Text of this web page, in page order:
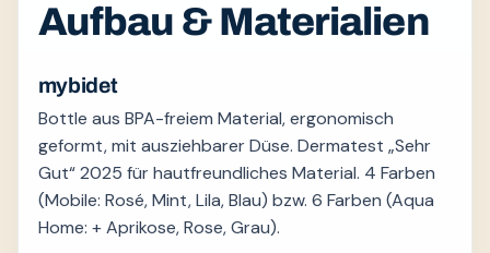
Aufbau & Materialien
mybidet
Bottle aus BPA-freiem Material, ergonomisch
geformt, mit ausziehbarer Düse. Dermatest „Sehr
Gut“ 2025 für hautfreundliches Material. 4 Farben
(Mobile: Rosé, Mint, Lila, Blau) bzw. 6 Farben (Aqua
Home: + Aprikose, Rose, Grau).